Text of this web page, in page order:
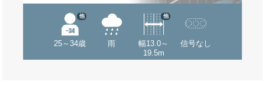
25～34歳
他
雨
幅13.0～
19.5m
他
信号なし